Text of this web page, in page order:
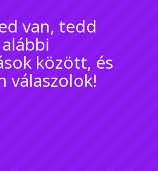
van, tedd
között, és
válaszolok!